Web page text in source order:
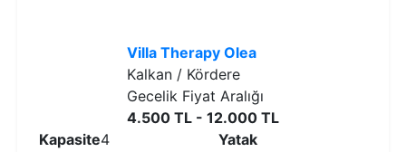
Villa Therapy Olea
Kalkan / Kördere
Gecelik Fiyat Aralığı
4.500 TL - 12.000 TL
Kapasite4
Yatak